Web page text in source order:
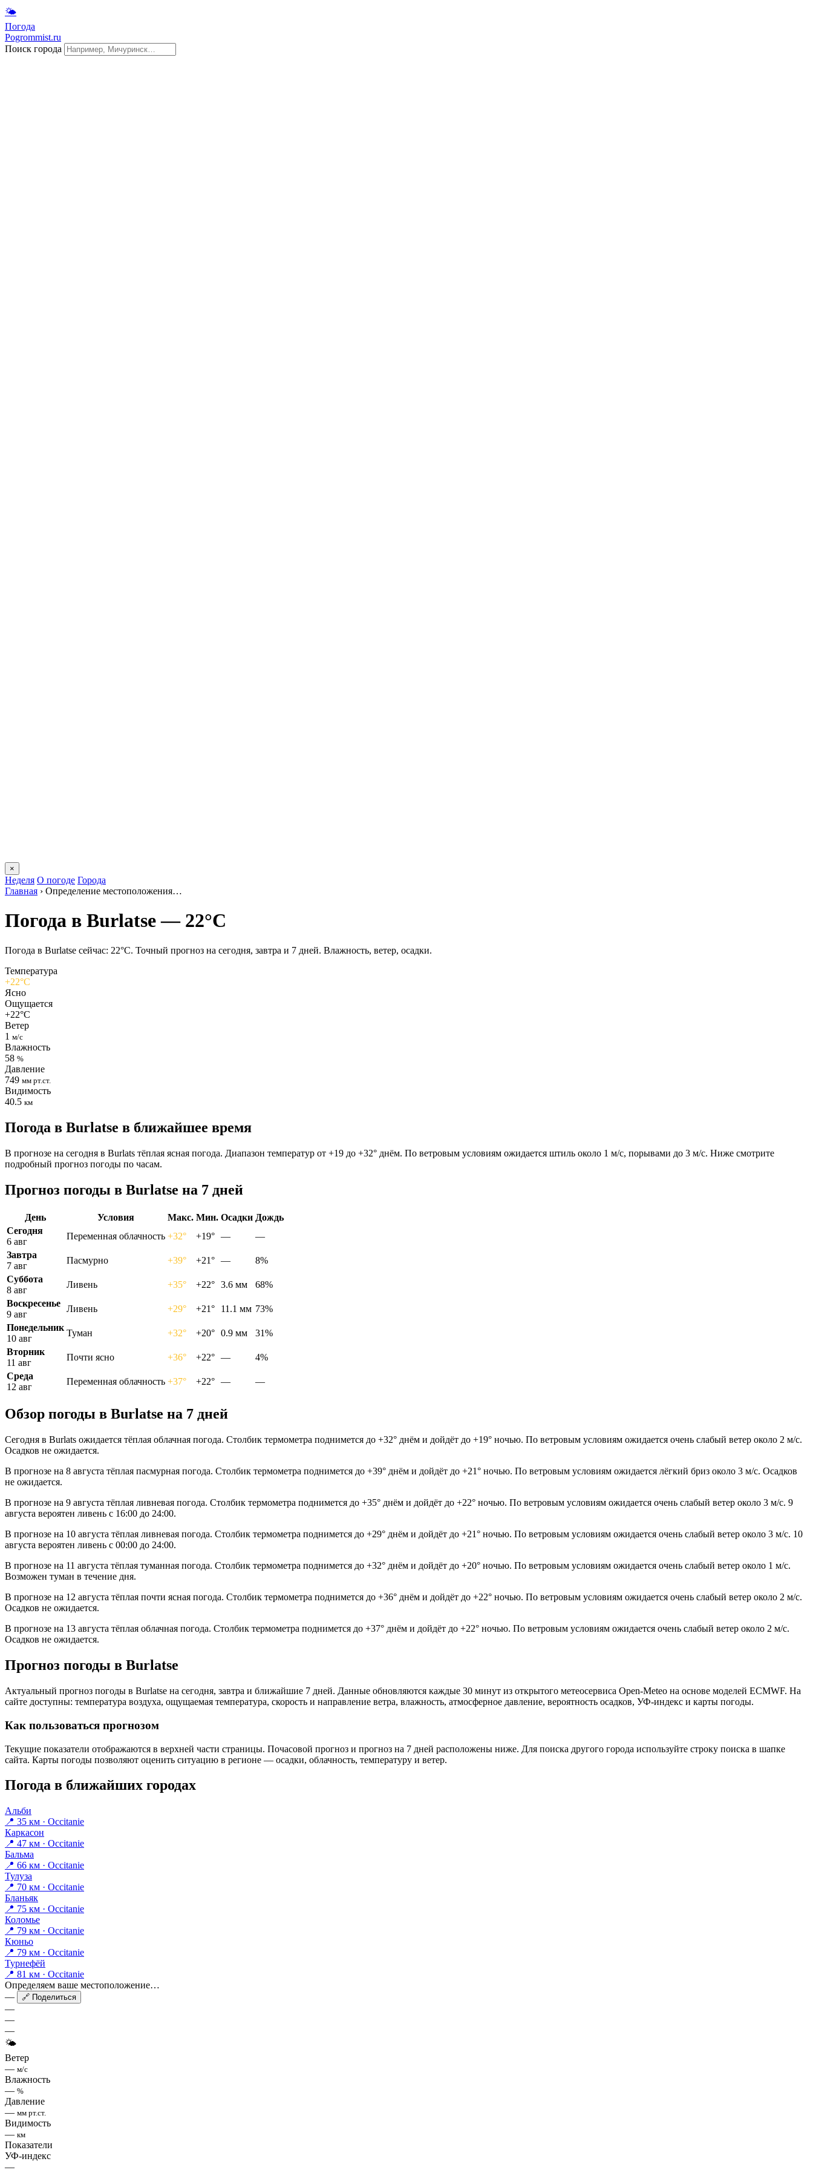
🌤
Погода
Pogrommist.ru
Поиск города
×
Неделя О погоде Города
Главная › Определение местоположения…
Погода в Burlatsе — 22°C
Погода в Burlatsе сейчас: 22°C. Точный прогноз на сегодня, завтра и 7 дней. Влажность, ветер, осадки.
Температура
+22°C
Ясно
Ощущается
+22°C
Ветер
1 м/с
Влажность
58 %
Давление
749 мм рт.ст.
Видимость
40.5 км
Погода в Burlatsе в ближайшее время
В прогнозе на сегодня в Burlats тёплая ясная погода. Диапазон температур от +19 до +32° днём. По ветровым условиям ожидается штиль около 1 м/с, порывами до 3 м/с. Ниже смотрите
подробный прогноз погоды по часам.
Прогноз погоды в Burlatsе на 7 дней
День Условия Макс. Мин. Осадки Дождь
Сегодня
6 авг
Переменная облачность +32° +19° —
—
Завтра
7 авг
Пасмурно +39° +21° —
8%
Суббота
8 авг
Ливень +35° +22° 3.6 мм
68%
Воскресенье
9 авг
Ливень +29° +21° 11.1 мм 73%
Понедельник
10 авг
Туман +32° +20° 0.9 мм
31%
Вторник
11 авг
Почти ясно +36° +22° —
4%
Среда
12 авг
Переменная облачность +37° +22° — —
Обзор погоды в Burlatsе на 7 дней
Сегодня в Burlats ожидается тёплая облачная погода. Столбик термометра поднимется до +32° днём и дойдёт до +19° ночью. По ветровым условиям ожидается очень слабый ветер около 2 м/с.
Осадков не ожидается.
В прогнозе на 8 августа тёплая пасмурная погода. Столбик термометра поднимется до +39° днём и дойдёт до +21° ночью. По ветровым условиям ожидается лёгкий бриз около 3 м/с. Осадков
не ожидается.
В прогнозе на 9 августа тёплая ливневая погода. Столбик термометра поднимется до +35° днём и дойдёт до +22° ночью. По ветровым условиям ожидается очень слабый ветер около 3 м/с. 9
августа вероятен ливень с 16:00 до 24:00.
В прогнозе на 10 августа тёплая ливневая погода. Столбик термометра поднимется до +29° днём и дойдёт до +21° ночью. По ветровым условиям ожидается очень слабый ветер около 3 м/с. 10
августа вероятен ливень с 00:00 до 24:00.
В прогнозе на 11 августа тёплая туманная погода. Столбик термометра поднимется до +32° днём и дойдёт до +20° ночью. По ветровым условиям ожидается очень слабый ветер около 1 м/с.
Возможен туман в течение дня.
В прогнозе на 12 августа тёплая почти ясная погода. Столбик термометра поднимется до +36° днём и дойдёт до +22° ночью. По ветровым условиям ожидается очень слабый ветер около 2 м/с.
Осадков не ожидается.
В прогнозе на 13 августа тёплая облачная погода. Столбик термометра поднимется до +37° днём и дойдёт до +22° ночью. По ветровым условиям ожидается очень слабый ветер около 2 м/с.
Осадков не ожидается.
Прогноз погоды в Burlatsе
Актуальный прогноз погоды в Burlatsе на сегодня, завтра и ближайшие 7 дней. Данные обновляются каждые 30 минут из открытого метеосервиса Open-Meteo на основе моделей ECMWF. На
сайте доступны: температура воздуха, ощущаемая температура, скорость и направление ветра, влажность, атмосферное давление, вероятность осадков, УФ-индекс и карты погоды.
Как пользоваться прогнозом
Текущие показатели отображаются в верхней части страницы. Почасовой прогноз и прогноз на 7 дней расположены ниже. Для поиска другого города используйте строку поиска в шапке
сайта. Карты погоды позволяют оценить ситуацию в регионе — осадки, облачность, температуру и ветер.
Погода в ближайших городах
Альби
📍 35 км · Occitanie
Каркасон
📍 47 км · Occitanie
Бальма
📍 66 км · Occitanie
Тулуза
📍 70 км · Occitanie
Бланьяк
📍 75 км · Occitanie
Коломье
📍 79 км · Occitanie
Кюньо
📍 79 км · Occitanie
Турнефёй
📍 81 км · Occitanie
Определяем ваше местоположение…
—
🔗 Поделиться
—
—
—
🌤
Ветер
— м/с
Влажность
— %
Давление
— мм рт.ст.
Видимость
— км
Показатели
УФ-индекс
—